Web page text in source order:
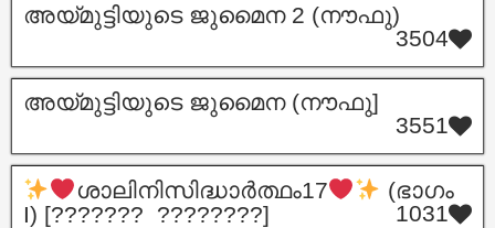
അയ്മുട്ടിയുടെ ജുമൈന 2 (നൗഫു)
3504
അയ്മുട്ടിയുടെ ജുമൈന (നൗഫു]
3551
ശാലിനിസിദ്ധാർത്ഥം17
(ഭാഗം
I) [??????? ????????]
1031